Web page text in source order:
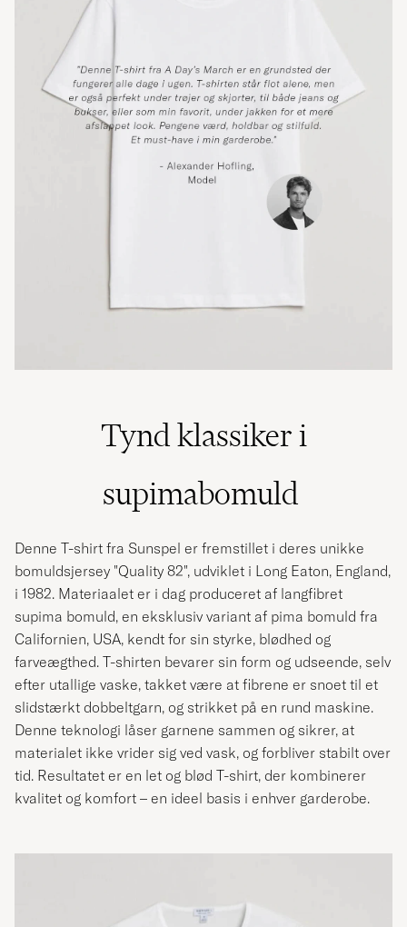
Tynd klassiker i
supimabomuld
Denne T-shirt fra Sunspel er fremstillet i deres unikke
bomuldsjersey "Quality 82", udviklet i Long Eaton, England,
i 1982. Materiaalet er i dag produceret af langfibret
supima bomuld, en eksklusiv variant af pima bomuld fra
Californien, USA, kendt for sin styrke, blødhed og
farveægthed. T-shirten bevarer sin form og udseende, selv
efter utallige vaske, takket være at fibrene er snoet til et
slidstærkt dobbeltgarn, og strikket på en rund maskine.
Denne teknologi låser garnene sammen og sikrer, at
materialet ikke vrider sig ved vask, og forbliver stabilt over
tid. Resultatet er en let og blød T-shirt, der kombinerer
kvalitet og komfort – en ideel basis i enhver garderobe.